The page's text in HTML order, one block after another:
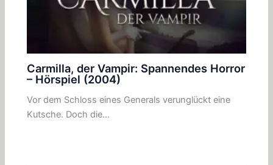
Carmilla, der Vampir: Spannendes Horror
– Hörspiel (2004)
Vor dem Schloss eines Generals verunglückt eine
Kutsche. Doch die…